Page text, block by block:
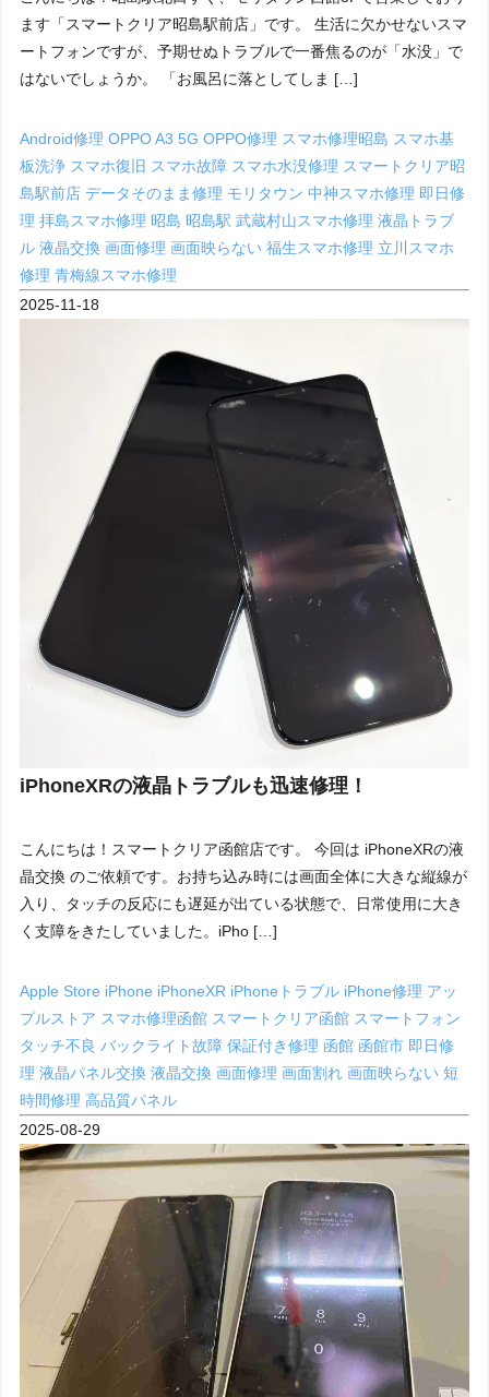
ます「スマートクリア昭島駅前店」です。 生活に欠かせないスマ
ートフォンですが、予期せぬトラブルで一番焦るのが「水没」で
はないでしょうか。 「お風呂に落としてしま […]
Android修理OPPO A3 5GOPPO修理 スマホ修理昭島 スマホ基
板洗浄 スマホ復旧 スマホ故障 スマホ水没修理 スマートクリア昭
島駅前店データそのまま修理 モリタウン中神スマホ修理 即日修
理拝島スマホ修理 昭島 昭島駅武蔵村山スマホ修理液晶トラブ
ル液晶交換画面修理画面映らない福生スマホ修理 立川スマホ
修理青梅線スマホ修理
2025-11-18
iPhoneXRの液晶トラブルも迅速修理！
こんにちは！スマートクリア函館店です。 今回は iPhoneXRの液
晶交換 のご依頼です。お持ち込み時には画面全体に大きな縦線が
入り、タッチの反応にも遅延が出ている状態で、日常使用に大き
く支障をきたしていました。iPho […]
Apple Store iPhone iPhoneXR iPhoneトラブル iPhone修理 アッ
プルストア スマホ修理函館 スマートクリア函館 スマートフォン
タッチ不良バックライト故障保証付き修理 函館 函館市 即日修
理液晶パネル交換液晶交換画面修理画面割れ画面映らない 短
時間修理高品質パネル
2025-08-29